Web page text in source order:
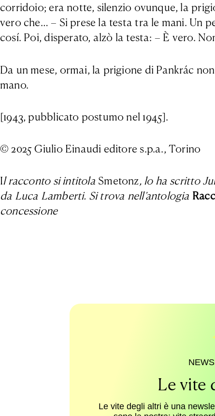
corridoio; era notte, silenzio ovunque, la
vero che… – Si prese la testa tra le mani. Un
cosí. Poi, disperato, alzò la testa: – È vero.
Da un mese, ormai, la prigione di Pankrác
mano.
[1943, pubblicato postumo nel 1945].
© 2025 Giulio Einaudi editore s.p.a., Torino
Il racconto si intitola Smetonz, lo ha scritto
da Luca Lamberti. Si trova nell’antologia
concessione
Le vite
Le vite degli altri è una